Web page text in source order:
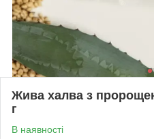
Жива халва з
г
В наявності